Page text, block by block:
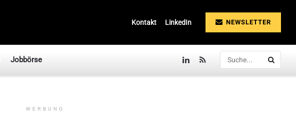
Kontakt LinkedIn NEWSLETTER
Jobbörse
WERBUNG